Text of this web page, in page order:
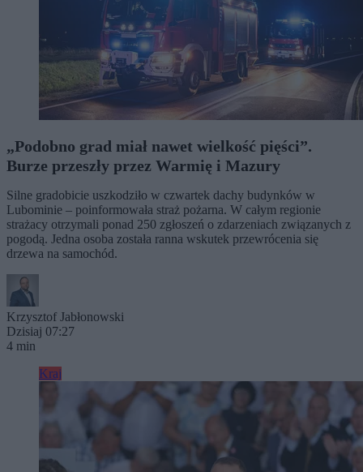
„Podobno grad miał nawet wielkość pięści”.
Burze przeszły przez Warmię i Mazury
Silne gradobicie uszkodziło w czwartek dachy budynków w
Lubominie – poinformowała straż pożarna. W całym regionie
strażacy otrzymali ponad 250 zgłoszeń o zdarzeniach związanych z
pogodą. Jedna osoba została ranna wskutek przewrócenia się
drzewa na samochód.
Krzysztof Jabłonowski
Dzisiaj 07:27
4 min
Kraj